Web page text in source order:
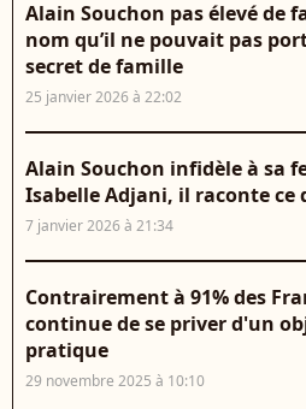
Alain Souchon pas élevé de
nom qu’il ne pouvait pas
secret de famille
25 janvier 2026 à 22:02
Alain Souchon infidèle à sa
Isabelle Adjani, il raconte ce
7 janvier 2026 à 21:34
Contrairement à 91% des
continue de se priver d'un
pratique
29 novembre 2025 à 10:10